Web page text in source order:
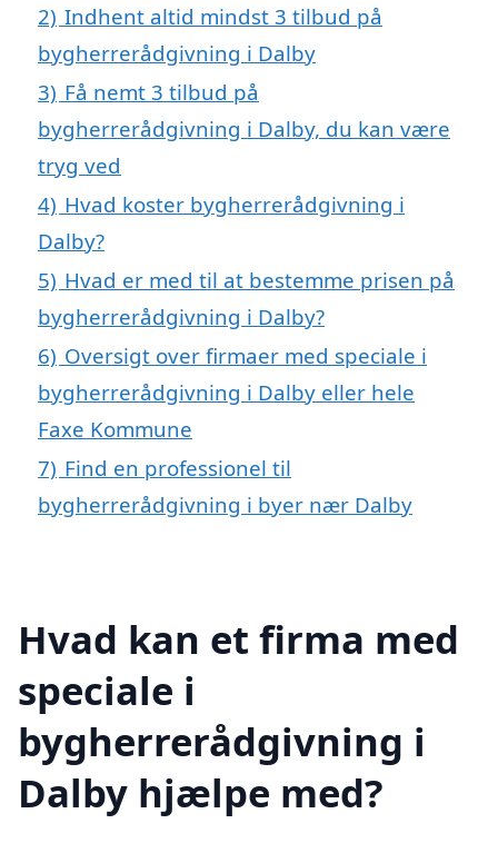
2) Indhent altid mindst 3 tilbud på
bygherrerådgivning i Dalby
3) Få nemt 3 tilbud på
bygherrerådgivning i Dalby, du kan være
tryg ved
4) Hvad koster bygherrerådgivning i
Dalby?
5) Hvad er med til at bestemme prisen på
bygherrerådgivning i Dalby?
6) Oversigt over firmaer med speciale i
bygherrerådgivning i Dalby eller hele
Faxe Kommune
7) Find en professionel til
bygherrerådgivning i byer nær Dalby
Hvad kan et firma med
speciale i
bygherrerådgivning i
Dalby hjælpe med?